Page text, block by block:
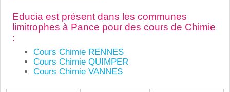
Educia est présent dans les communes
limitrophes à Pance pour des cours de Chimie
:
Cours Chimie RENNES
Cours Chimie QUIMPER
Cours Chimie VANNES